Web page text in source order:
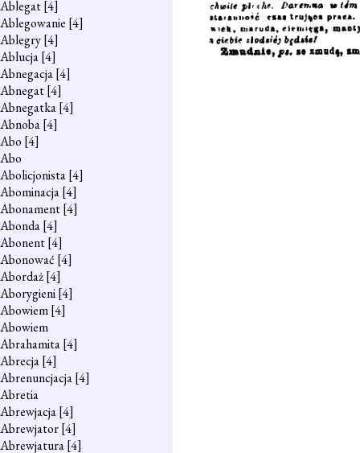
Ablegat[4]
Ablegowanie [4]
Ablegry[4]
Ablucja[4]
Abnegacja[4]
Abnegat[4]
Abnegatka[4]
Abnoba[4]
Abo [4]
Abo
Abolicjonista[4]
Abominacja[4]
Abonament[4]
Abonda[4]
Abonent[4]
Abonować [4]
Abordaż[4]
Aborygieni[4]
Abowiem[4]
Abowiem
Abrahamita[4]
Abrecja[4]
Abrenuncjacja[4]
Abretia
Abrewjacja[4]
Abrewjator[4]
Abrewjatura[4]